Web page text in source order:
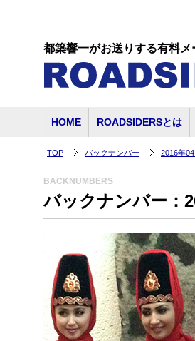
都築響一がお送りする有料
HOME ROADSIDERSとは
TOP バックナンバー 2016年
BACKNUMBERS
バックナンバー：